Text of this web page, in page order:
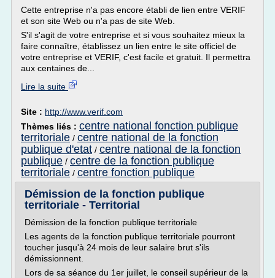
Cette entreprise n'a pas encore établi de lien entre VERIF
et son site Web ou n'a pas de site Web.
S'il s'agit de votre entreprise et si vous souhaitez mieux la
faire connaître, établissez un lien entre le site officiel de
votre entreprise et VERIF, c'est facile et gratuit. Il permettra
aux centaines de...
Lire la suite
Site : http://www.verif.com
Thèmes liés : centre national fonction publique
territoriale / centre national de la fonction
publique d'etat / centre national de la fonction
publique / centre de la fonction publique
territoriale / centre fonction publique
Démission de la fonction publique
territoriale - Territorial
Démission de la fonction publique territoriale
Les agents de la fonction publique territoriale pourront
toucher jusqu'à 24 mois de leur salaire brut s'ils
démissionnent.
Lors de sa séance du 1er juillet, le conseil supérieur de la